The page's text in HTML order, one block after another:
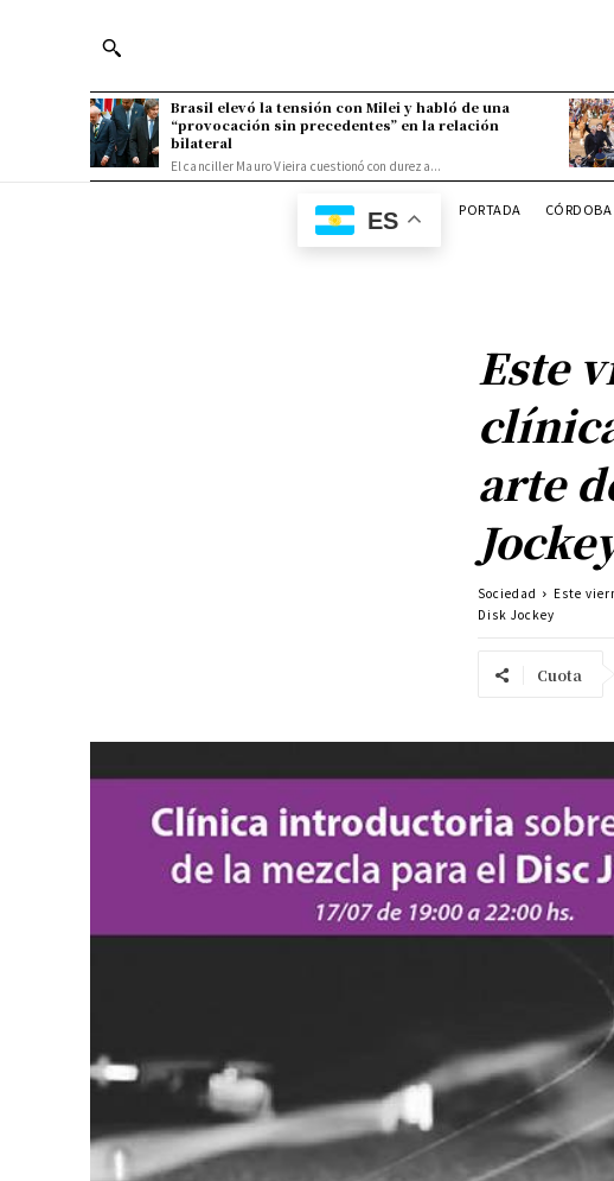
Brasil elevó la tensión con Milei y habló de una
“provocación sin precedentes” en la relación
bilateral
El canciller Mauro Vieira cuestionó con dureza...
ES PORTADA CÓRDOBA
Este
arte
Sociedad
Este
Disk Jockey
Cuota